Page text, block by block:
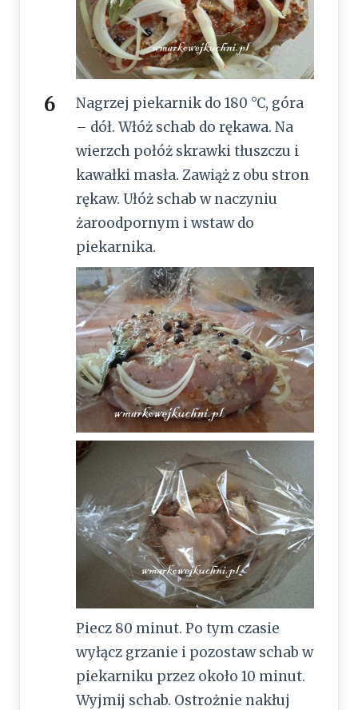
Nagrzej piekarnik do 180 °C, góra
– dół. Włóż schab do rękawa. Na
wierzch połóż skrawki tłuszczu i
kawałki masła. Zawiąż z obu stron
rękaw. Ułóż schab w naczyniu
żaroodpornym i wstaw do
piekarnika.
Piecz 80 minut. Po tym czasie
wyłącz grzanie i pozostaw schab w
piekarniku przez około 10 minut.
Wyjmij schab. Ostrożnie nakłuj